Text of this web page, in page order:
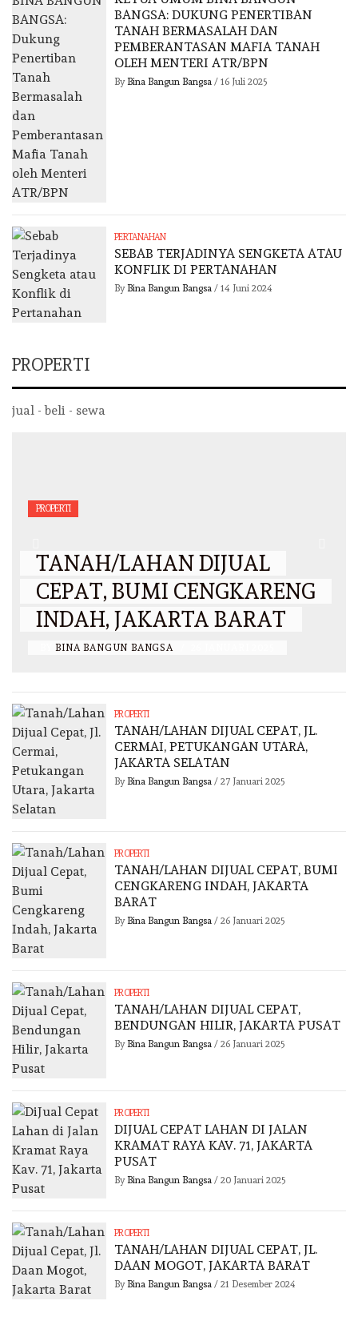
BANGSA: DUKUNG PENERTIBAN
TANAH BERMASALAH DAN
PEMBERANTASAN MAFIA TANAH
OLEH MENTERI ATR/BPN
By Bina Bangun Bangsa / 16 Juli 2025
PERTANAHAN
SEBAB TERJADINYA SENGKETA ATAU
KONFLIK DI PERTANAHAN
By Bina Bangun Bangsa / 14 Juni 2024
PROPERTI
jual - beli - sewa
PROPERTI
TANAH/LAHAN DIJUAL
CEPAT, BUMI CENGKARENG
INDAH, JAKARTA BARAT
BINA BANGUN BANGSA
PROPERTI
TANAH/LAHAN DIJUAL CEPAT, JL.
CERMAI, PETUKANGAN UTARA,
JAKARTA SELATAN
By Bina Bangun Bangsa / 27 Januari 2025
PROPERTI
TANAH/LAHAN DIJUAL CEPAT, BUMI
CENGKARENG INDAH, JAKARTA
BARAT
By Bina Bangun Bangsa / 26 Januari 2025
PROPERTI
TANAH/LAHAN DIJUAL CEPAT,
BENDUNGAN HILIR, JAKARTA PUSAT
By Bina Bangun Bangsa / 26 Januari 2025
PROPERTI
DIJUAL CEPAT LAHAN DI JALAN
KRAMAT RAYA KAV. 71, JAKARTA
PUSAT
By Bina Bangun Bangsa / 20 Januari 2025
PROPERTI
TANAH/LAHAN DIJUAL CEPAT, JL.
DAAN MOGOT, JAKARTA BARAT
By Bina Bangun Bangsa / 21 Desember 2024